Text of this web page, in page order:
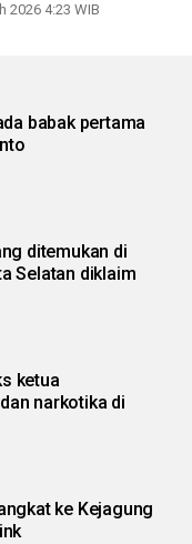
2026 4:23 WIB
babak pertama
ditemukan di
Selatan diklaim
ketua
narkotika di
ke Kejagung